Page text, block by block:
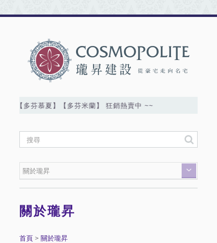
義 【多芬慕夏】【多芬米蘭】 狂銷熱賣中 ~~
關於瓏昇
首頁 > 關於瓏昇